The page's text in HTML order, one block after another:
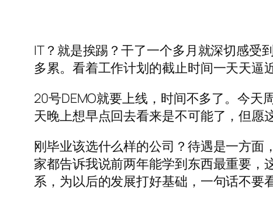
IT？就是挨踢？干了一个多月就深切感受
多累。看着工作计划的截止时间一天天逼
20号DEMO就要上线，时间不多了。今
天晚上想早点回去看来是不可能了，但愿
刚毕业该选什么样的公司？待遇是一方
家都告诉我说前两年能学到东西最重要
系，为以后的发展打好基础，一句话不要